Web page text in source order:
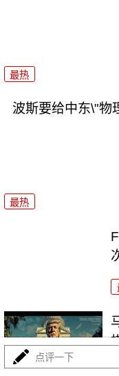
最热
波斯要给中东\"物
最热
点评一下